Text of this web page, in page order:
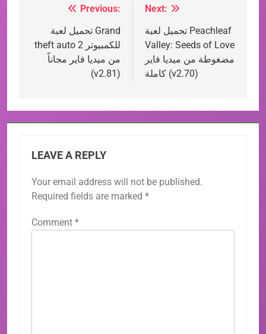
navigation
Previous:
تحميل لعبة Grand
theft auto 2 للكمبيوتر
من ميديا فاير مجاناً
(v2.81)
Next:
تحميل لعبة Peachleaf
Valley: Seeds of Love
مضغوطة من ميديا فاير
كاملة (v2.70)
LEAVE A REPLY
Your email address will not be published.
Required fields are marked *
Comment *